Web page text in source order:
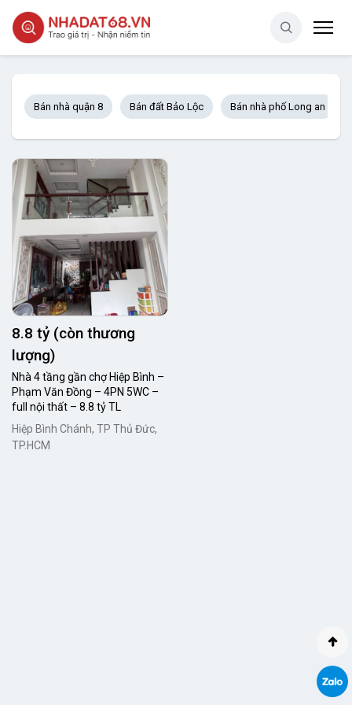
Bán nhà quận 8 Bán đất Bảo Lộc Bán nhà phố Long an
8.8 tỷ (còn thương
lượng)
Nhà 4 tầng gần chợ Hiệp Bình –
Phạm Văn Đồng – 4PN 5WC –
full nội thất – 8.8 tỷ TL
Hiệp Bình Chánh, TP Thủ Đức,
TP.HCM